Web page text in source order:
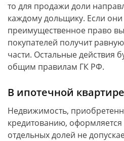
то для продажи доли
каждому дольщику. Если
преимущественное право
покупателей получит
части. Остальные действия
общим правилам ГК РФ.
В ипотечной квартире
Недвижимость,
кредитованию,
отдельных долей не